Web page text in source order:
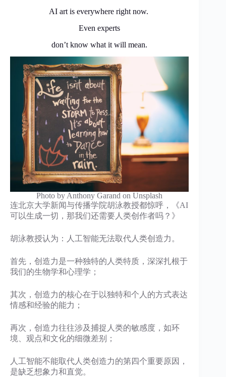
AI art is everywhere right now.
Even experts
don’t know what it will mean.​
​Photo by Anthony Garand on Unsplash
连北京大学新闻与传播学院胡泳教授都惊呼，《AI
可以生成一切，那我们还需要人类创作者吗？》
胡泳教授认为：人工智能无法取代人类创造力。
首先，创造力是一种独特的人类特质，深深扎根于
我们的生物学和心理学；
其次，创造力的核心在于以独特和个人的方式表达
情感和经验的能力；
再次，创造力往往涉及捕捉人类的敏感度，如环
境、观点和文化的细微差别；
人工智能不能取代人类创造力的第四个重要原因，
是缺乏想象力和直觉。